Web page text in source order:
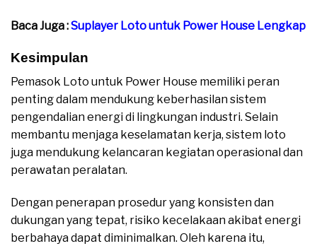
Baca Juga :Suplayer Loto untuk Power House Lengkap
Kesimpulan
Pemasok Loto untuk Power House memiliki peran
penting dalam mendukung keberhasilan sistem
pengendalian energi di lingkungan industri. Selain
membantu menjaga keselamatan kerja, sistem loto
juga mendukung kelancaran kegiatan operasional dan
perawatan peralatan.
Dengan penerapan prosedur yang konsisten dan
dukungan yang tepat, risiko kecelakaan akibat energi
berbahaya dapat diminimalkan. Oleh karena itu,